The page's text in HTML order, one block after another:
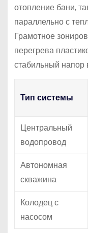
отопление бани,
параллельно с
Грамотное
перегрева
стабильный напор
Тип системы
Центральный
водопровод
Автономная
скважина
Колодец с
насосом